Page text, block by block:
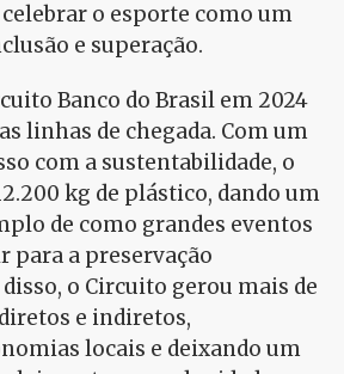
o esporte como um
e superação.
Banco do Brasil em 2024
linhas de chegada. Com um
com a sustentabilidade, o
kg de plástico, dando um
de como grandes eventos
para a preservação
o Circuito gerou mais de
e indiretos,
locais e deixando um